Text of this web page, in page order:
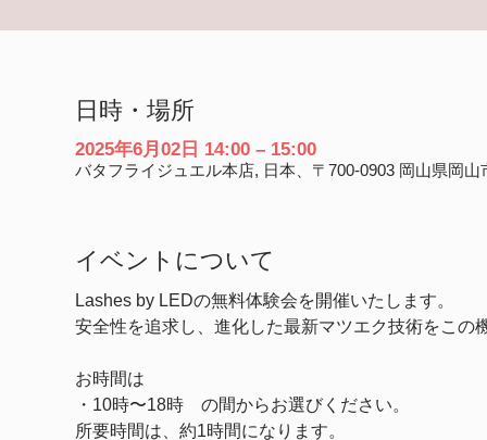
日時・場所
2025年6月02日 14:00 – 15:00
バタフライジュエル本店, 日本、〒700-0903 岡山県岡
イベントについて
Lashes by LEDの無料体験会を開催いたします。
安全性を追求し、進化した最新マツエク技術をこの
お時間は
・10時〜18時　の間からお選びください。
所要時間は、約1時間になります。